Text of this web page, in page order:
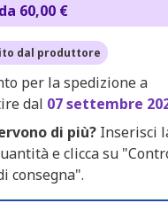
60,00 €
dal produttore
per la spedizione a
dal 07 settembre
di più?Inserisci
e clicca su
consegna".